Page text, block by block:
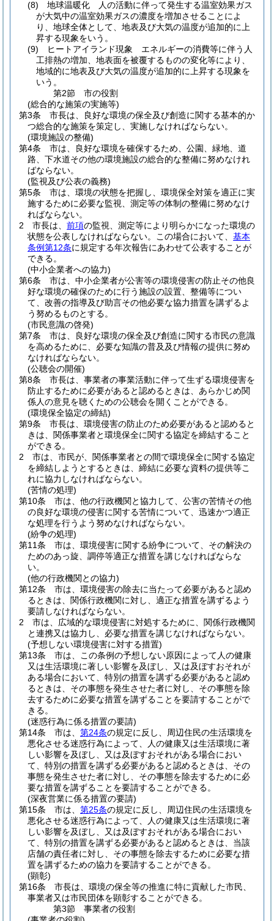
(8)
地球温暖化 人の活動に伴って発生する温室効果ガス
が大気中の温室効果ガスの濃度を増加させることによ
り、地球全体として、地表及び大気の温度が追加的に上
昇する現象をいう。
(9)
ヒートアイランド現象 エネルギーの消費等に伴う人
工排熱の増加、地表面を被覆するものの変化等により、
地域的に地表及び大気の温度が追加的に上昇する現象を
いう。
第2節
市の役割
(総合的な施策の実施等)
第3条
市長は、良好な環境の保全及び創造に関する基本的か
つ総合的な施策を策定し、実施しなければならない。
(環境施設の整備)
第4条
市は、良好な環境を確保するため、公園、緑地、道
路、下水道その他の環境施設の総合的な整備に努めなけれ
ばならない。
(監視及び公表の義務)
第5条
市は、環境の状態を把握し、環境保全対策を適正に実
施するために必要な監視、測定等の体制の整備に努めなけ
ればならない。
2
市長は、 前項の監視、測定等により明らかになった環境の
状態を公表しなければならない。
この場合において、 基本
条例第12条に規定する年次報告にあわせて公表することが
できる。
(中小企業者への協力)
第6条
市は、中小企業者が公害等の環境侵害の防止その他良
好な環境の確保のために行う施設の設置、整備等につい
て、改善の指導及び助言その他必要な協力措置を講ずるよ
う努めるものとする。
(市民意識の啓発)
第7条
市は、良好な環境の保全及び創造に関する市民の意識
を高めるために、必要な知識の普及及び情報の提供に努め
なければならない。
(公聴会の開催)
第8条
市長は、事業者の事業活動に伴って生ずる環境侵害を
防止するために必要があると認めるときは、あらかじめ関
係人の意見を聴くための公聴会を開くことができる。
(環境保全協定の締結)
第9条
市長は、環境侵害の防止のため必要があると認めると
きは、関係事業者と環境保全に関する協定を締結すること
ができる。
2
市は、市民が、関係事業者との間で環境保全に関する協定
を締結しようとするときは、締結に必要な資料の提供等こ
れに協力しなければならない。
(苦情の処理)
第10条
市は、他の行政機関と協力して、公害の苦情その他
の良好な環境の侵害に関する苦情について、迅速かつ適正
な処理を行うよう努めなければならない。
(紛争の処理)
第11条
市は、環境侵害に関する紛争について、その解決の
ためのあっ旋、調停等適正な措置を講じなければならな
い。
(他の行政機関との協力)
第12条
市は、環境侵害の除去に当たって必要があると認め
るときは、関係行政機関に対し、適正な措置を講ずるよう
要請しなければならない。
2
市は、広域的な環境侵害に対処するために、関係行政機関
と連携又は協力し、必要な措置を講じなければならない。
(予想しない環境侵害に対する措置)
第13条
市は、この条例の予想しない原因によって人の健康
又は生活環境に著しい影響を及ぼし、又は及ぼすおそれが
ある場合において、特別の措置を講ずる必要があると認め
るときは、その事態を発生させた者に対し、その事態を除
去するために必要な措置を講ずることを要請することがで
きる。
(迷惑行為に係る措置の要請)
第14条
市は、 第24条の規定に反し、周辺住民の生活環境を
悪化させる迷惑行為によって、人の健康又は生活環境に著
しい影響を及ぼし、又は及ぼすおそれがある場合におい
て、特別の措置を講ずる必要があると認めるときは、その
事態を発生させた者に対し、その事態を除去するために必
要な措置を講ずることを要請することができる。
(深夜営業に係る措置の要請)
第15条
市は、 第25条の規定に反し、周辺住民の生活環境を
悪化させる迷惑行為によって、人の健康又は生活環境に著
しい影響を及ぼし、又は及ぼすおそれがある場合におい
て、特別の措置を講ずる必要があると認めるときは、当該
店舗の責任者に対し、その事態を除去するために必要な措
置を講ずるための協力を要請することができる。
(顕彰)
第16条
市長は、環境の保全等の推進に特に貢献した市民、
事業者又は市民団体を顕彰することができる。
第3節
事業者の役割